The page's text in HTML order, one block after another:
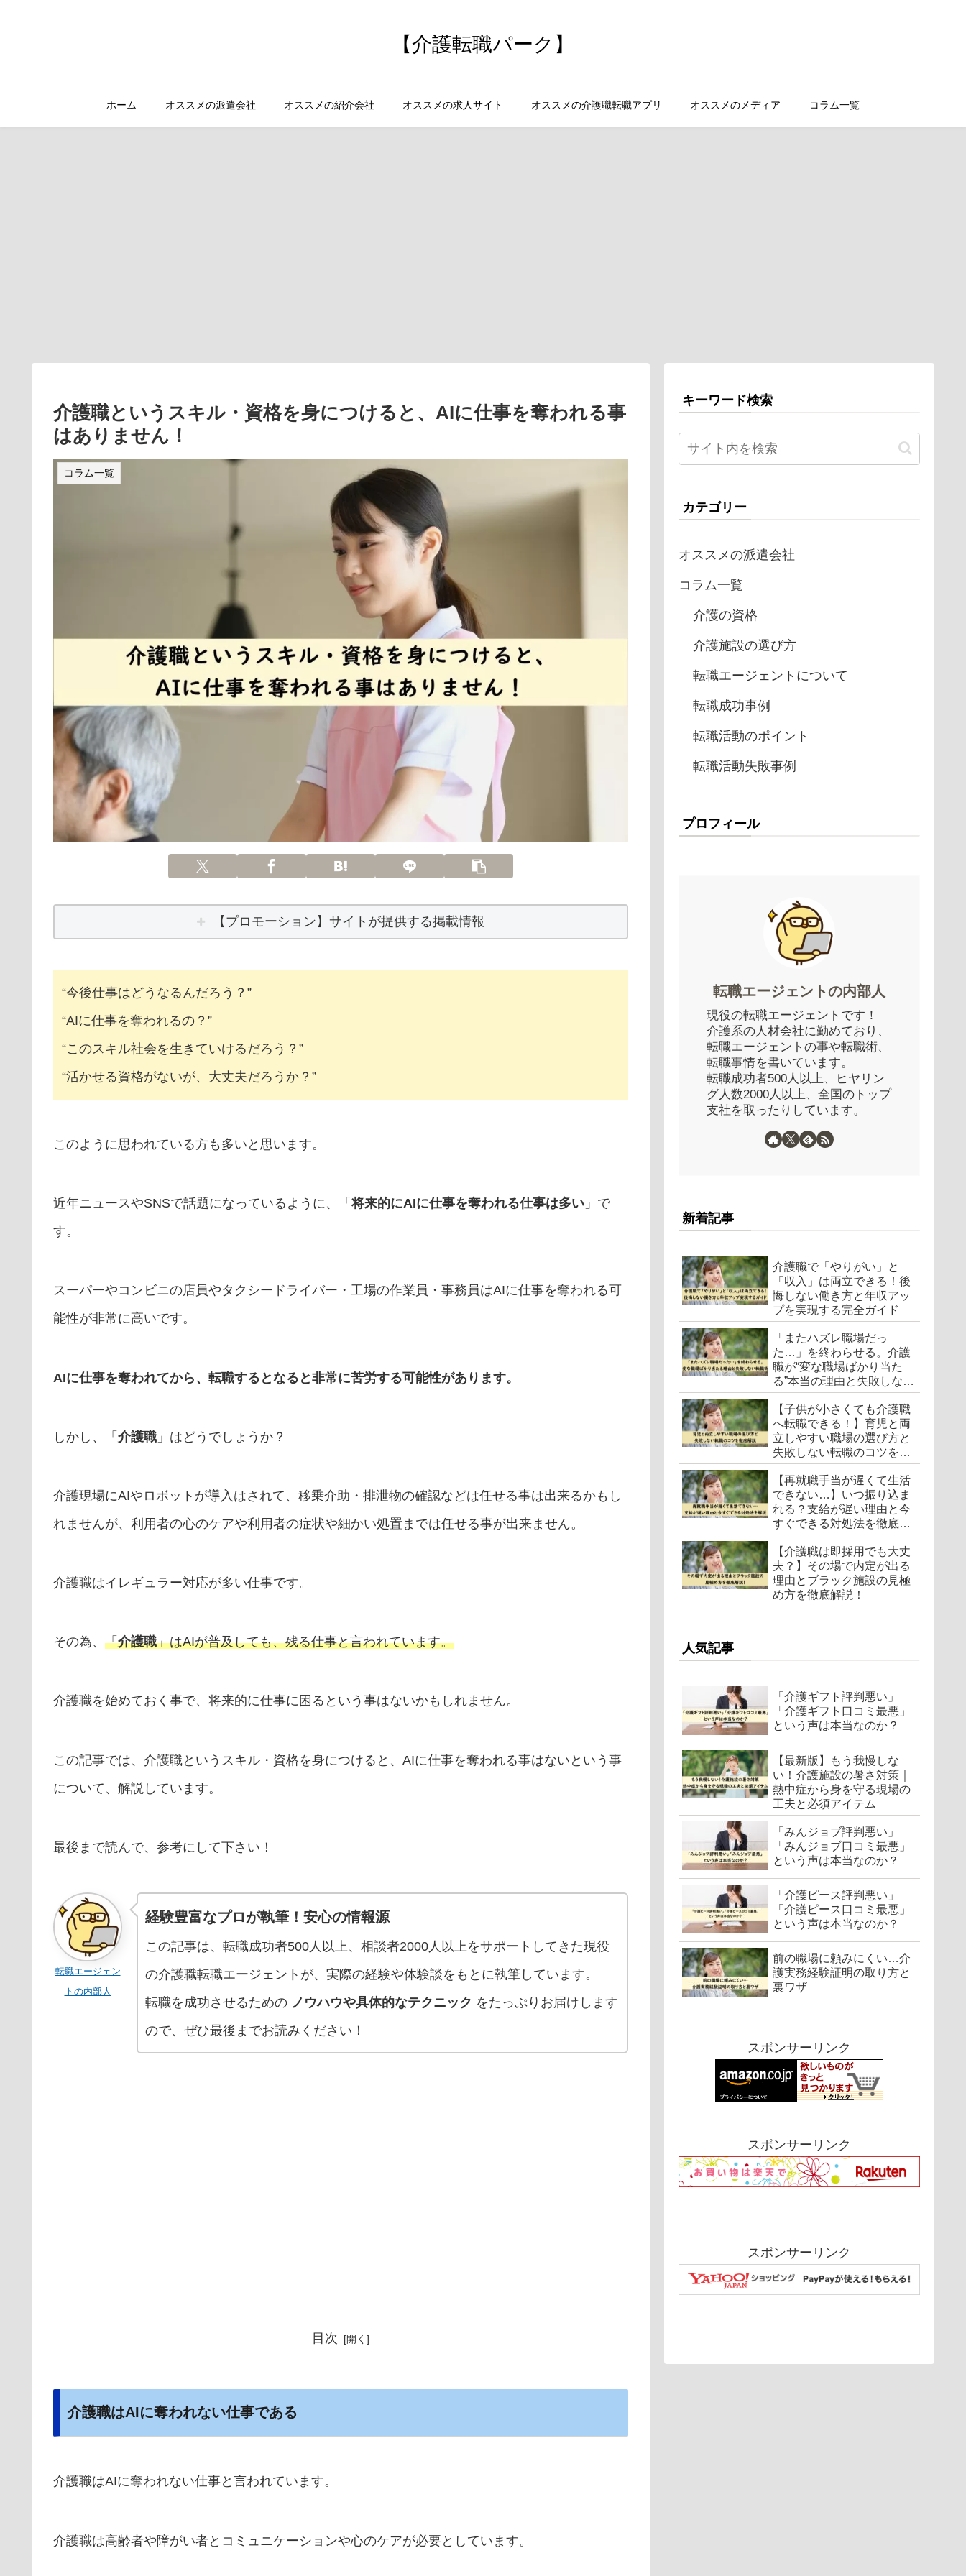
【介護転職パーク】
ホーム オススメの派遣会社 オススメの紹介会社 オススメの求人サイト オススメの介護職転職アプリ オススメのメディア コラム一覧
介護職というスキル・資格を身につけると、AIに仕事を奪われる事
はありません！
コラム一覧
【プロモーション】サイトが提供する掲載情報
“今後仕事はどうなるんだろう？”
“AIに仕事を奪われるの？”
“このスキル社会を生きていけるだろう？”
“活かせる資格がないが、大丈夫だろうか？”
このように思われている方も多いと思います。
近年ニュースやSNSで話題になっているように、「 将来的にAIに仕事を奪われる仕事は多い 」で
す。
スーパーやコンビニの店員やタクシードライバー・工場の作業員・事務員はAIに仕事を奪われる可
能性が非常に高いです。
AIに仕事を奪われてから、転職するとなると非常に苦労する可能性があります。
しかし、「 介護職 」はどうでしょうか？
介護現場にAIやロボットが導入はされて、移乗介助・排泄物の確認などは任せる事は出来るかもし
れませんが、利用者の心のケアや利用者の症状や細かい処置までは任せる事が出来ません。
介護職はイレギュラー対応が多い仕事です。
その為、 「介護職」はAIが普及しても、残る仕事と言われています。
介護職を始めておく事で、将来的に仕事に困るという事はないかもしれません。
この記事では、介護職というスキル・資格を身につけると、AIに仕事を奪われる事はないという事
について、解説しています。
最後まで読んで、参考にして下さい！
転職エージェン
トの内部人
経験豊富なプロが執筆！安心の情報源
この記事は、転職成功者500人以上、相談者2000人以上をサポートしてきた現役
の介護職転職エージェントが、実際の経験や体験談をもとに執筆しています。
転職を成功させるための ノウハウや具体的なテクニック をたっぷりお届けします
ので、ぜひ最後までお読みください！
目次
介護職はAIに奪われない仕事である
介護職はAIに奪われない仕事と言われています。
介護職は高齢者や障がい者とコミュニケーションや心のケアが必要としています。
キーワード検索
カテゴリー
オススメの派遣会社
コラム一覧
介護の資格
介護施設の選び方
転職エージェントについて
転職成功事例
転職活動のポイント
転職活動失敗事例
プロフィール
転職エージェントの内部人
現役の転職エージェントです！
介護系の人材会社に勤めており、
転職エージェントの事や転職術、
転職事情を書いています。
転職成功者500人以上、ヒヤリン
グ人数2000人以上、全国のトップ
支社を取ったりしています。
新着記事
介護職で「やりがい」と
「収入」は両立できる！後
悔しない働き方と年収アッ
プを実現する完全ガイド
「またハズレ職場だっ
た…」を終わらせる。介護
職が“変な職場ばかり当た
る”本当の理由と失敗しない
転職術
【子供が小さくても介護職
へ転職できる！】育児と両
立しやすい職場の選び方と
失敗しない転職のコツを徹
底解説
【再就職手当が遅くて生活
できない…】いつ振り込ま
れる？支給が遅い理由と今
すぐできる対処法を徹底解
説
【介護職は即採用でも大丈
夫？】その場で内定が出る
理由とブラック施設の見極
め方を徹底解説！
人気記事
「介護ギフト評判悪い」
「介護ギフト口コミ最悪」
という声は本当なのか？
【最新版】もう我慢しな
い！介護施設の暑さ対策｜
熱中症から身を守る現場の
工夫と必須アイテム
「みんジョブ評判悪い」
「みんジョブ口コミ最悪」
という声は本当なのか？
「介護ピース評判悪い」
「介護ピース口コミ最悪」
という声は本当なのか？
前の職場に頼みにくい…介
護実務経験証明の取り方と
裏ワザ
スポンサーリンク
スポンサーリンク
スポンサーリンク